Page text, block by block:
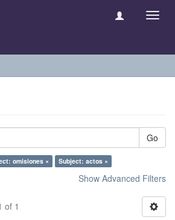
Go
omisiones × Subject: actos ×
Show Advanced Filters
of 1